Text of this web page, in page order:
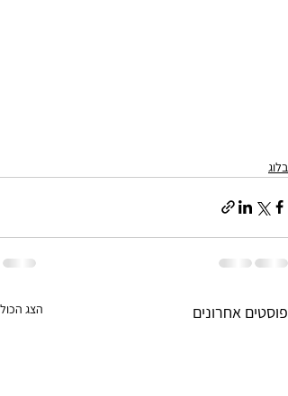
בלוג
פוסטים אחרונים הצג הכול